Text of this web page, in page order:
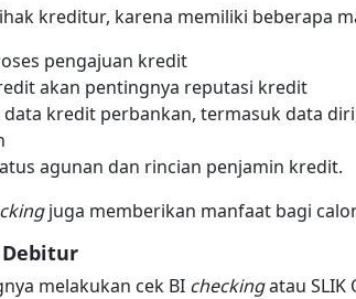
kreditur, karena memiliki beberapa
pengajuan kredit
akan pentingnya reputasi kredit
kredit perbankan, termasuk data
agunan dan rincian penjamin kredit.
juga memberikan manfaat bagi
melakukan cek BI checkingatau SLIK